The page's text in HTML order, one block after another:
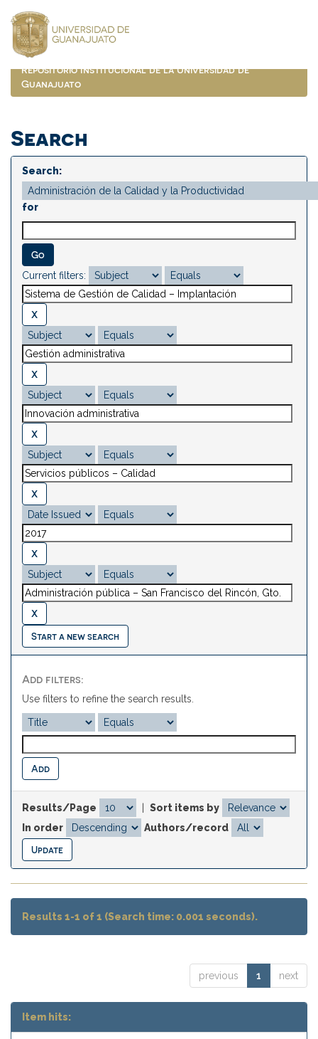
navigation
Repositorio Institucional de la Universidad de
Guanajuato
Search
Search:
for
Current filters:
Start a new search
Add filters:
Use filters to refine the search results.
Results/Page
Sort items by
In order
Authors/record
Results 1-1 of 1 (Search time: 0.001 seconds).
previous 1 next
Item hits: